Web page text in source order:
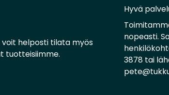
helposti tilata myös
tuotteisiimme.
Hyvä
nopeasti.
3878 tai